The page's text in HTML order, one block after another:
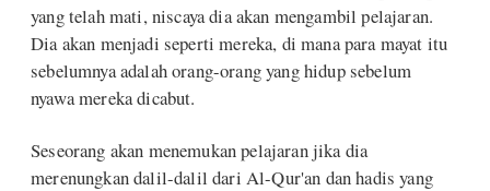
yang telah mati, niscaya dia akan mengambil pelajaran.
Dia akan menjadi seperti mereka, di mana para mayat itu
sebelumnya adalah orang-orang yang hidup sebelum
nyawa mereka dicabut.
Seseorang akan menemukan pelajaran jika dia
merenungkan dalil-dalil dari Al-Qur'an dan hadis yang